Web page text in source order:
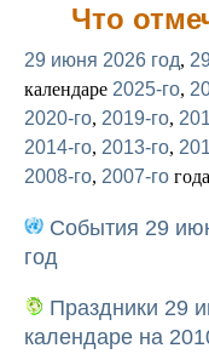
Что
29 июня 2026 год,
календаре 2025-го,
2020-го, 2019-го,
2014-го, 2013-го,
2008-го, 2007-го
События 29
год
Праздники 29
календаре на